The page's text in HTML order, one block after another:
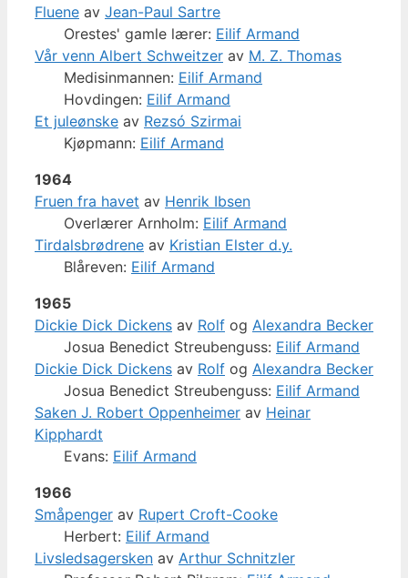
Fluene av Jean-Paul Sartre
Orestes' gamle lærer: Eilif Armand
Vår venn Albert Schweitzer av M. Z. Thomas
Medisinmannen: Eilif Armand
Hovdingen: Eilif Armand
Et juleønske av Rezsó Szirmai
Kjøpmann: Eilif Armand
1964
Fruen fra havet av Henrik Ibsen
Overlærer Arnholm: Eilif Armand
Tirdalsbrødrene av Kristian Elster d.y.
Blåreven: Eilif Armand
1965
Dickie Dick Dickens av Rolf og Alexandra Becker
Josua Benedict Streubenguss: Eilif Armand
Dickie Dick Dickens av Rolf og Alexandra Becker
Josua Benedict Streubenguss: Eilif Armand
Saken J. Robert Oppenheimer av Heinar
Kipphardt
Evans: Eilif Armand
1966
Småpenger av Rupert Croft-Cooke
Herbert: Eilif Armand
Livsledsagersken av Arthur Schnitzler